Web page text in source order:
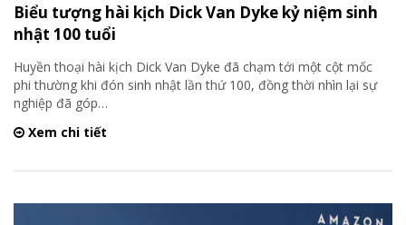
Biểu tượng hài kịch Dick Van Dyke kỷ niệm sinh
nhật 100 tuổi
Huyền thoại hài kịch Dick Van Dyke đã chạm tới một cột mốc
phi thường khi đón sinh nhật lần thứ 100, đồng thời nhìn lại sự
nghiệp đã góp…
Xem chi tiết